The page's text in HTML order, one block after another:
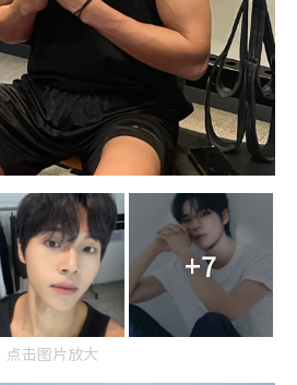
+7
点击图片放大